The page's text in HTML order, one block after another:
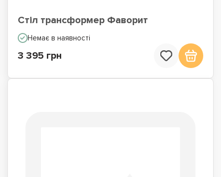
Стіл трансформер Фаворит
Немає в наявності
3 395 грн